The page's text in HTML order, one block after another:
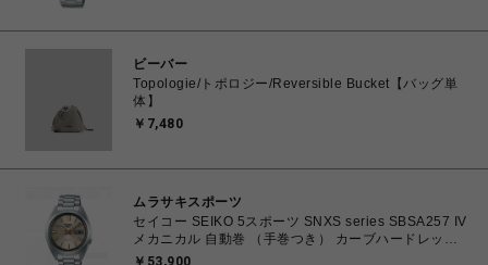
ビーバー
Topologie/トポロジー/Reversible Bucket【バッグ単
体】
￥7,480
ムラサキスポーツ
セイコー SEIKO 5スポーツ SNXS series SBSA257 IV
メカニカル 自動巻 （手巻つき） カーブハードレック
ス 腕時計 4954628466402 【送料無料 北海道/沖縄/離
￥53,900